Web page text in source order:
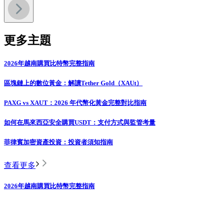
更多主題
2026年越南購買比特幣完整指南
區塊鏈上的數位黃金：解讀Tether Gold（XAUt）
PAXG vs XAUT：2026 年代幣化黃金完整對比指南
如何在馬來西亞安全購買USDT：支付方式與監管考量
菲律賓加密資產投資：投資者須知指南
查看更多
2026年越南購買比特幣完整指南